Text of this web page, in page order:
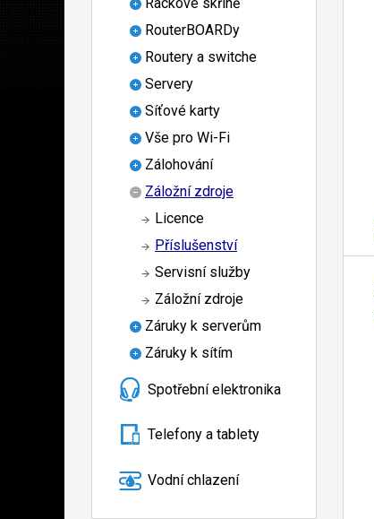
RouterBOARDy
Routery a switche
Servery
Síťové karty
Vše pro Wi-Fi
Zálohování
Záložní zdroje
Licence
Příslušenství
Servisní služby
Záložní zdroje
Záruky k serverům
Záruky k sítím
Spotřební elektronika
Telefony a tablety
Vodní chlazení